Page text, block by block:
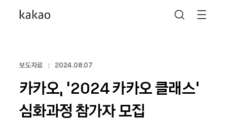
보도자료 2024.08.07
카카오, ‘2024 카카오 클래스’
심화과정 참가자 모집